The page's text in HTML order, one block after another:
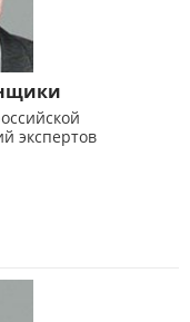
экспертов